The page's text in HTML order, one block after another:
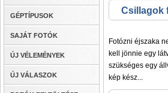
GÉPTÍPUSOK
SAJÁT FOTÓK
ÚJ VÉLEMÉNYEK
ÚJ VÁLASZOK
Csillagok
Fotózni éjszaka
kell jönnie egy
szükséges egy
kép kész...